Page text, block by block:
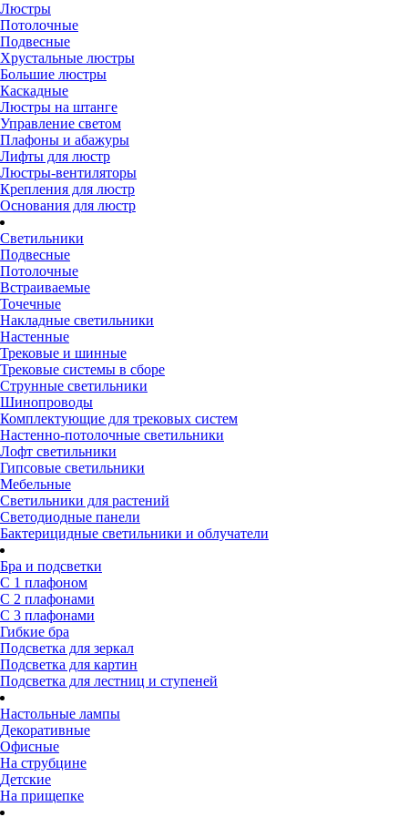
Люстры
Потолочные
Подвесные
Хрустальные люстры
Большие люстры
Каскадные
Люстры на штанге
Управление светом
Плафоны и абажуры
Лифты для люстр
Люстры-вентиляторы
Крепления для люстр
Основания для люстр
Светильники
Подвесные
Потолочные
Встраиваемые
Точечные
Накладные светильники
Настенные
Трековые и шинные
Трековые системы в сборе
Струнные светильники
Шинопроводы
Комплектующие для трековых систем
Настенно-потолочные светильники
Лофт светильники
Гипсовые светильники
Мебельные
Светильники для растений
Светодиодные панели
Бактерицидные светильники и облучатели
Бра и подсветки
С 1 плафоном
С 2 плафонами
С 3 плафонами
Гибкие бра
Подсветка для зеркал
Подсветка для картин
Подсветка для лестниц и ступеней
Настольные лампы
Декоративные
Офисные
На струбцине
Детские
На прищепке